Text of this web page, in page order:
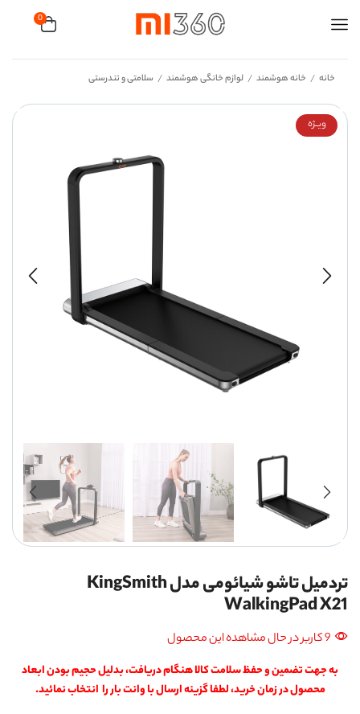
0
خانه / خانه هوشمند / لوازم خانگی هوشمند / سلامتی و تندرستی
ویــژه
تردمیل تاشو شیائومی مدل KingSmith
WalkingPad X21
9 کاربر در حال مشاهده این محصول
به جهت تضمین و حفظ سلامت کالا هنگام دریافت، بدلیل حجیم بودن ابعاد
محصول در زمان خرید، لطفا گزینه ارسال با وانت بار را انتخاب نمائید.